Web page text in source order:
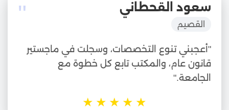
" سعود القحطاني
القصيم
"أعجبني تنوع التخصصات، وسجلت في ماجستير
قانون عام، والمكتب تابع كل خطوة مع
الجامعة."
★
★
★
★
★